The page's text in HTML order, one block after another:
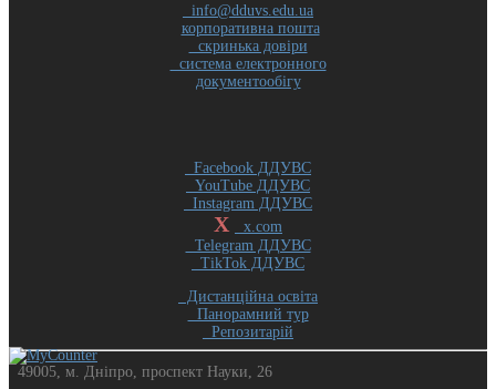
info@dduvs.edu.ua
корпоративна пошта
скринька довіри
система електронного
документообігу
Facebook ДДУВС
YouTube ДДУВС
Instagram ДДУВС
X
x.com
Telegram ДДУВС
TikTok ДДУВС
Дистанційна освіта
Панорамний тур
Репозитарій
49005, м. Дніпро, проспект Науки, 26